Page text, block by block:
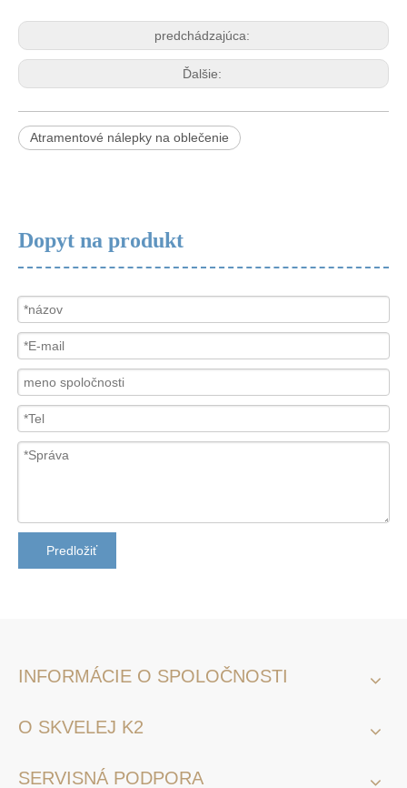
predchádzajúca:
Ďalšie:
Atramentové nálepky na oblečenie
Dopyt na produkt
Predložiť
INFORMÁCIE O SPOLOČNOSTI
O SKVELEJ K2
SERVISNÁ PODPORA